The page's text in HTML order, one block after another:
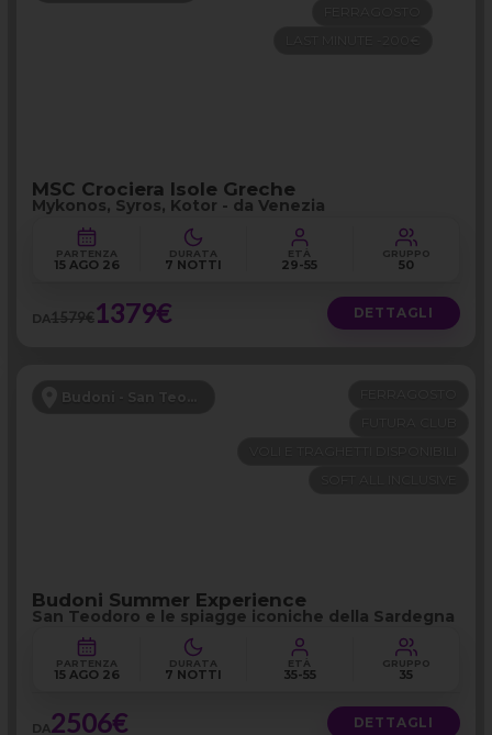
MSC Crociera Isole Greche
Mykonos, Syros, Kotor - da Venezia
PARTENZA
15 AGO 26
DURATA
7 NOTTI
ETÀ
29-55
GRUPPO
50
DA1579€1379€ DETTAGLI
Budoni - San Teodoro
Budoni Summer Experience
San Teodoro e le spiagge iconiche della Sardegna
PARTENZA
15 AGO 26
DURATA
7 NOTTI
ETÀ
35-55
GRUPPO
35
DA2506€ DETTAGLI